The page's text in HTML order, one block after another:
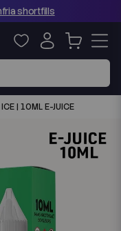
shortfills
| 10ML E-JUICE